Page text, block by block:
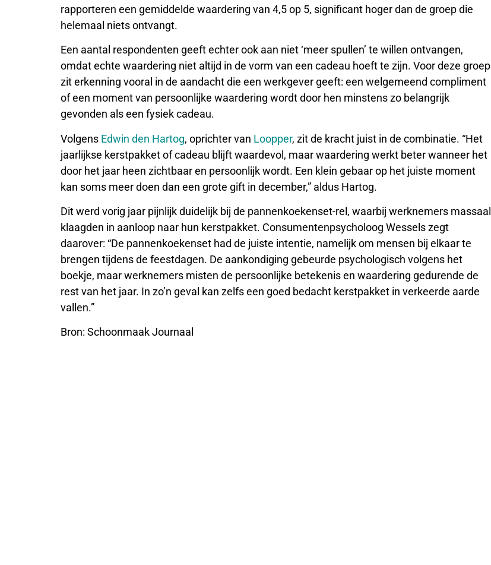
rapporteren een gemiddelde waardering van 4,5 op 5, significant hoger dan de groep die
helemaal niets ontvangt.
Een aantal respondenten geeft echter ook aan niet ‘meer spullen’ te willen ontvangen,
omdat echte waardering niet altijd in de vorm van een cadeau hoeft te zijn. Voor deze groep
zit erkenning vooral in de aandacht die een werkgever geeft: een welgemeend compliment
of een moment van persoonlijke waardering wordt door hen minstens zo belangrijk
gevonden als een fysiek cadeau.
Volgens Edwin den Hartog, oprichter van Loopper, zit de kracht juist in de combinatie. “Het
jaarlijkse kerstpakket of cadeau blijft waardevol, maar waardering werkt beter wanneer het
door het jaar heen zichtbaar en persoonlijk wordt. Een klein gebaar op het juiste moment
kan soms meer doen dan een grote gift in december,” aldus Hartog.
Dit werd vorig jaar pijnlijk duidelijk bij de pannenkoekenset-rel, waarbij werknemers massaal
klaagden in aanloop naar hun kerstpakket. Consumentenpsycholoog Wessels zegt
daarover: “De pannenkoekenset had de juiste intentie, namelijk om mensen bij elkaar te
brengen tijdens de feestdagen. De aankondiging gebeurde psychologisch volgens het
boekje, maar werknemers misten de persoonlijke betekenis en waardering gedurende de
rest van het jaar. In zo’n geval kan zelfs een goed bedacht kerstpakket in verkeerde aarde
vallen.”
Bron: Schoonmaak Journaal